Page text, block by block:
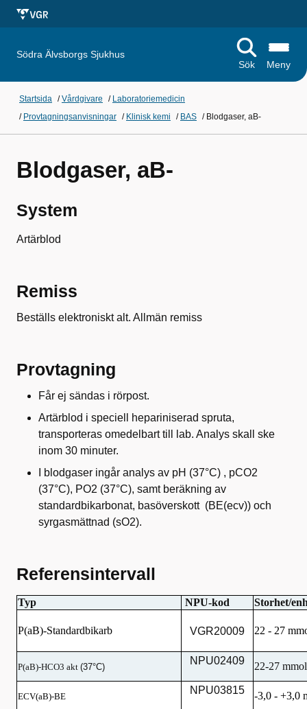
Södra Älvsborgs Sjukhus
Sök
Meny
Startsida /Vårdgivare / Laboratoriemedicin
/ Provtagningsanvisningar / Klinisk kemi / BAS / Blodgaser, aB-
Blodgaser, aB-
System
Artärblod
Remiss
Beställs elektroniskt alt. Allmän remiss
Provtagning
Får ej sändas i rörpost.
Artärblod i speciell hepariniserad spruta,
transporteras omedelbart till lab. Analys skall ske
inom 30 minuter.
I blodgaser ingår analys av pH (37°C) , pCO2
(37°C), PO2 (37°C), samt beräkning av
standardbikarbonat, basöverskott (BE(ecv)) och
syrgasmättnad (sO2).
Referensintervall
Typ NPU-kod Storhet/
P(aB)-Standardbikarb VGR20009 22 - 27
P(aB)-HCO3 akt (37°C)
NPU02409 22-27
ECV(aB)-BE
NPU03815 -3,0 - +3,0